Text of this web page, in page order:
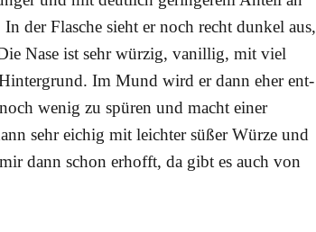
der Fla­sche sieht er noch recht dun­kel aus,
Nase ist sehr wür­zig, vanil­lig, mit viel
Im Mund wird er dann eher ent­
wenig zu spü­ren und macht einer
sehr eichig mit leich­ter süßer Wür­ze und
dann schon erhofft, da gibt es auch von